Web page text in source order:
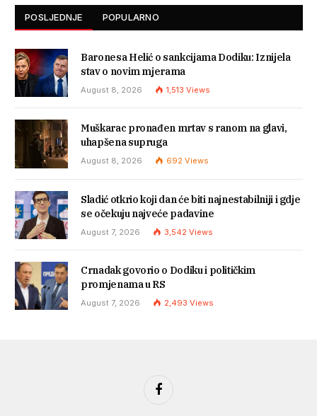
POSLJEDNJE POPULARNO
Baronesa Helić o sankcijama Dodiku: Iznijela
stav o novim mjerama
August 8, 2026 1,513 Views
Muškarac pronađen mrtav s ranom na glavi,
uhapšena supruga
August 8, 2026 692 Views
Sladić otkrio koji dan će biti najnestabilniji i gdje
se očekuju najveće padavine
August 7, 2026 3,542 Views
Crnadak govorio o Dodiku i političkim
promjenama u RS
August 7, 2026 2,493 Views
Facebook